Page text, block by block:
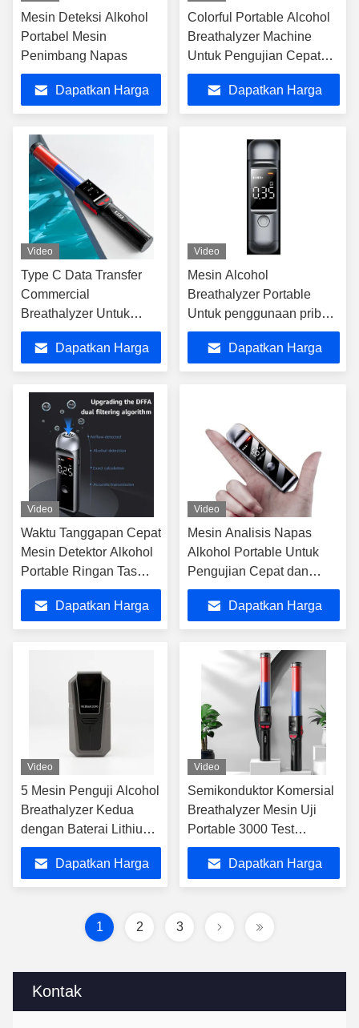
Kontak
Mesin Deteksi Alkohol
Portabel Mesin
Penimbang Napas
Dapatkan Harga
Colorful Portable Alcohol
Breathalyzer Machine
Untuk Pengujian Cepat
dan Dapat Diandalkan
XJ1000Dapatkan Harga
Video
Type C Data Transfer
Commercial
Breathalyzer Untuk
kisaran 0-400mg/100ml
Dapatkan Harga
Video
Mesin Alcohol
Breathalyzer Portable
Untuk penggunaan pribadi
Uji XJ1000
Dapatkan Harga
Video
Waktu Tanggapan Cepat
Mesin Detektor Alkohol
Portable Ringan Tas
Alcohol Breath Tester Mr
hitam 1000Dapatkan Harga
Video
Mesin Analisis Napas
Alkohol Portable Untuk
Pengujian Cepat dan
Dapat Diandalkan Mr
Black 1000Dapatkan Harga
Video
5 Mesin Penguji Alcohol
Breathalyzer Kedua
dengan Baterai Lithium
Terisi
Dapatkan Harga
Video
Semikonduktor Komersial
Breathalyzer Mesin Uji
Portable 3000 Test
Records
Dapatkan Harga
1 2 3